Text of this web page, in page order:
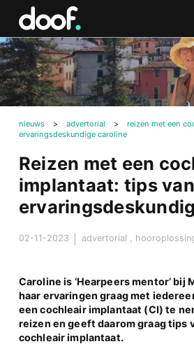
nieuws > advertorial >
reizen met een
ervaringsdeskundige caroline
Reizen met een
implantaat: tips van
02-11-2023 advertorial
Caroline is ‘Hearpeers mentor’ bij
haar ervaringen graag met
een cochleair implantaat (CI) te
reizen en geeft daarom graag tips
cochleair implantaat.
Doof.nl